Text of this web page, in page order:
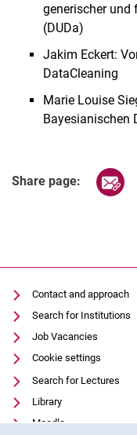
generischer und
(DUDa)
Jakim Eckert:
DataCleaning
Marie Louise
Bayesianischen
Share page:
Contact and approach
Search for Institutions
Job Vacancies
Cookie settings
Search for Lectures
Library
Moodle